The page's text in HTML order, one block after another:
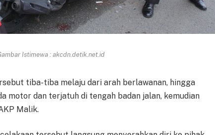
Istimewa : akcdn.detik.net.id
tiba-tiba melaju dari arah berlawanan, hingga
motor dan terjatuh di tengah badan jalan, kemudian
Malik.